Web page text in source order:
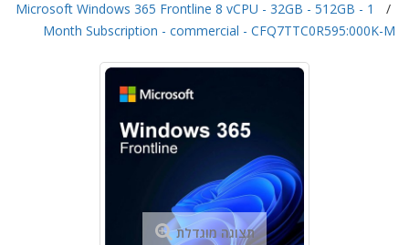
Microsoft Windows 365 Frontline 8 vCPU - 32GB - 512GB - 1
Month Subscription - commercial - CFQ7TTC0R595:000K-M
תצוגה מוגדלת